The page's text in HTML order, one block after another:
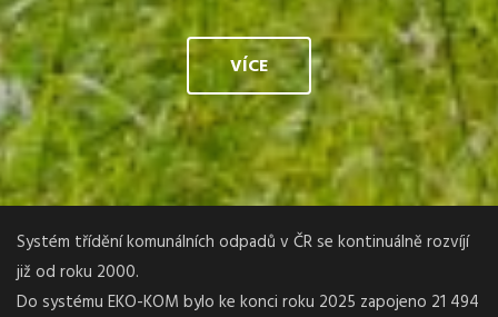
VÍCE
Systém třídění komunálních odpadů v ČR se kontinuálně rozvíjí
již od roku 2000.
Do systému EKO-KOM bylo ke konci roku 2025 zapojeno 21 494